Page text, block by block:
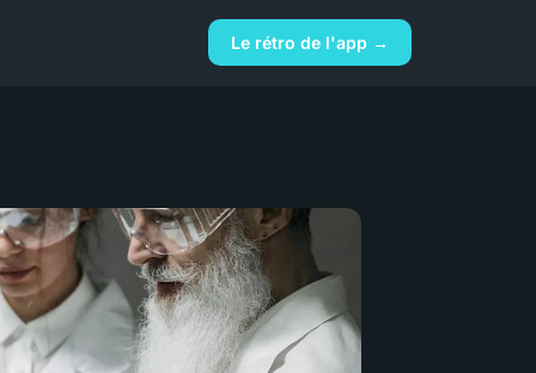
Le rétro de l'app →